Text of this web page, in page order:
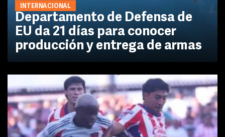
INTERNACIONAL
Departamento de Defensa de
EU da 21 días para conocer
producción y entrega de armas